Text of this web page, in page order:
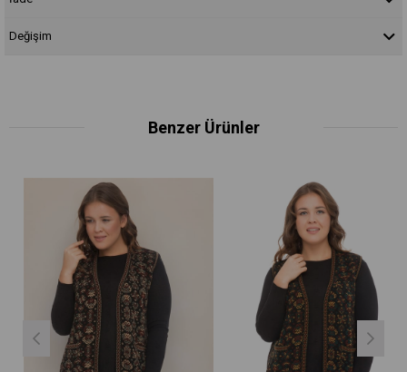
Değişim
Benzer Ürünler